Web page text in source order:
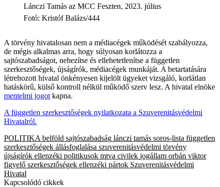
Lánczi Tamás az MCC Feszten, 2023. július
Fotó: Kristóf Balázs/444
A törvény hivatalosan nem a médiacégek működését szabályozza,
de mégis alkalmas arra, hogy súlyosan korlátozza a
sajtószabadságot, nehezítse és ellehetetlenítse a független
szerkesztőségek, újságírók, médiacégek munkáját. A betartatására
létrehozott hivatal önkényesen kijelölt ügyeket vizsgáló, korlátlan
hatáskörű, külső kontroll nélkül működő szerv lesz. A hivatal elnöke
mentelmi jogot kapna.
A független szerkesztőségek nyilatkozata a Szuverenitásvédelmi
Hivatalról.
POLITIKA belföld sajtószabadság lánczi tamás soros-lista független
szerkesztőségek állásfoglalása szuverenitásvédelmi törvény
újságírók ellenzéki politikusok mtva civilek jogállam orbán viktor
figyelő szerkesztőségek ellenzéki pártok Szuverenitásvédelmi
Hivatal
Kapcsolódó cikkek